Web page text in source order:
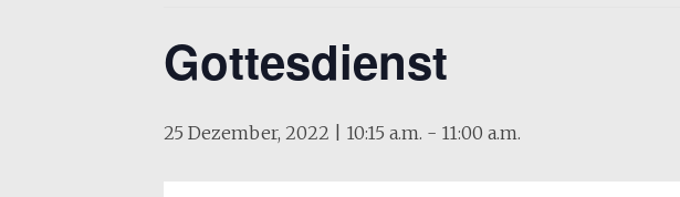
Gottesdienst
25 Dezember, 2022 | 10:15 a.m. - 11:00 a.m.